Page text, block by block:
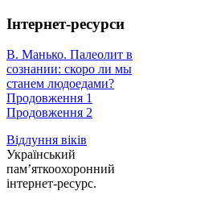
Інтернет-ресурси
В. Манько. Палеолит в
сознании: скоро ли мы
станем людоедами?
Продовження 1
Продовження 2
Відлуння віків
Український
пам’яткоохоронний
інтернет-ресурс.